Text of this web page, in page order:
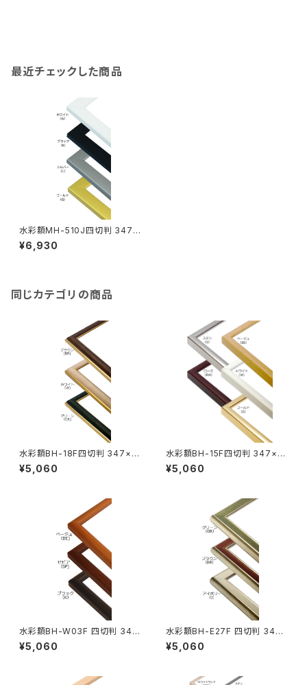
最近チェックした商品
水彩額MH-510J四切判 347×
423ミリ
¥6,930
同じカテゴリの商品
水彩額BH-18F四切判 347×4
23ミリ
¥5,060
水彩額BH-15F四切判 347×4
23ミリ
¥5,060
水彩額BH-W03F 四切判 347
×423ミリ
¥5,060
水彩額BH-E27F 四切判 347×
423ミリ
¥5,060